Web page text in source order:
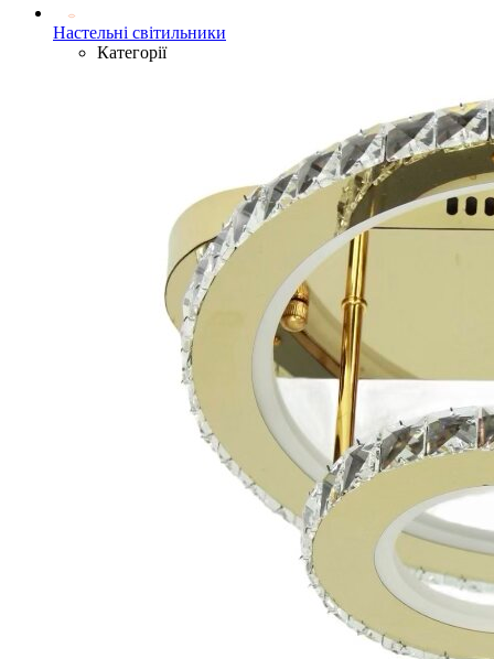
Настельні світильники
Категорії